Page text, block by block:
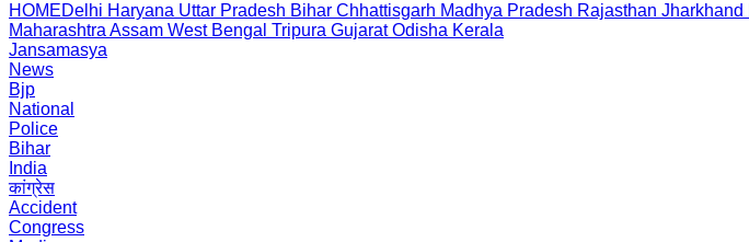
HOMEDelhi Haryana Uttar Pradesh Bihar Chhattisgarh Madhya Pradesh Rajasthan Jharkhand
Maharashtra Assam West Bengal Tripura Gujarat Odisha Kerala
Jansamasya
News
Bjp
National
Police
Bihar
India
कांग्रेस
Accident
Congress